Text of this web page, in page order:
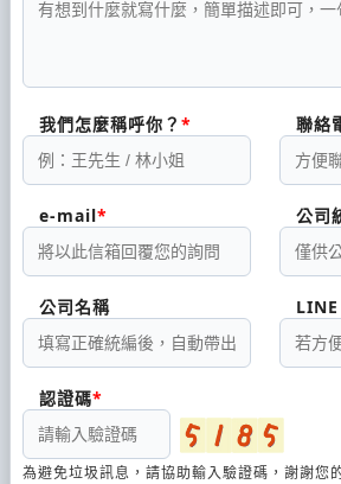
我們怎麼稱呼你？ 聯絡
e-mail 公司
公司名稱
認證碼
為避免垃圾訊息，請協助輸入驗證碼，謝謝您